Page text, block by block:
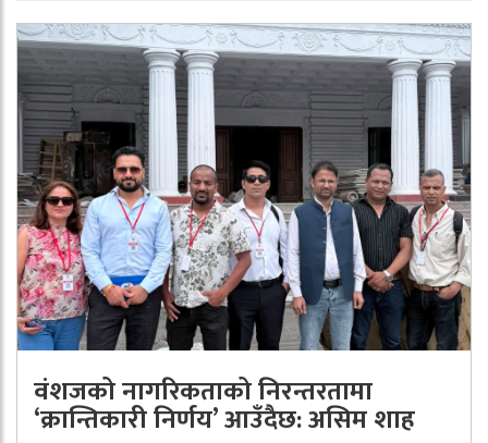
वंशजको नागरिकताको निरन्तरतामा
‘क्रान्तिकारी निर्णय’ आउँदैछ: असिम शाह